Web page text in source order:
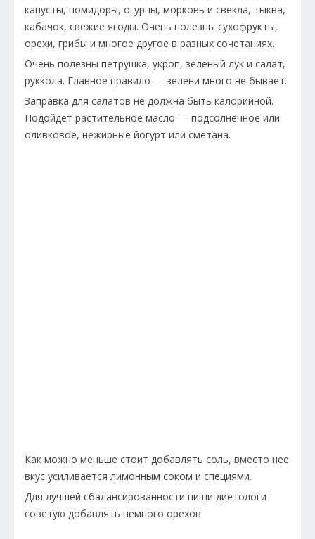
капусты, помидоры, огурцы, морковь и свекла, тыква,
кабачок, свежие ягоды. Очень полезны сухофрукты,
орехи, грибы и многое другое в разных сочетаниях.
Очень полезны петрушка, укроп, зеленый лук и салат,
руккола. Главное правило — зелени много не бывает.
Заправка для салатов не должна быть калорийной.
Подойдет растительное масло — подсолнечное или
оливковое, нежирные йогурт или сметана.
Как можно меньше стоит добавлять соль, вместо нее
вкус усиливается лимонным соком и специями.
Для лучшей сбалансированности пищи диетологи
советую добавлять немного орехов.